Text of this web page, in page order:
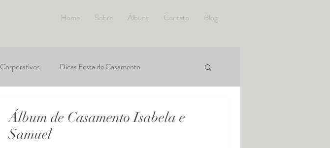
Home Sobre Álbuns Contato Blog
Dicas Festa de Casamento
Álbum de Casamento Isabela e
Samuel